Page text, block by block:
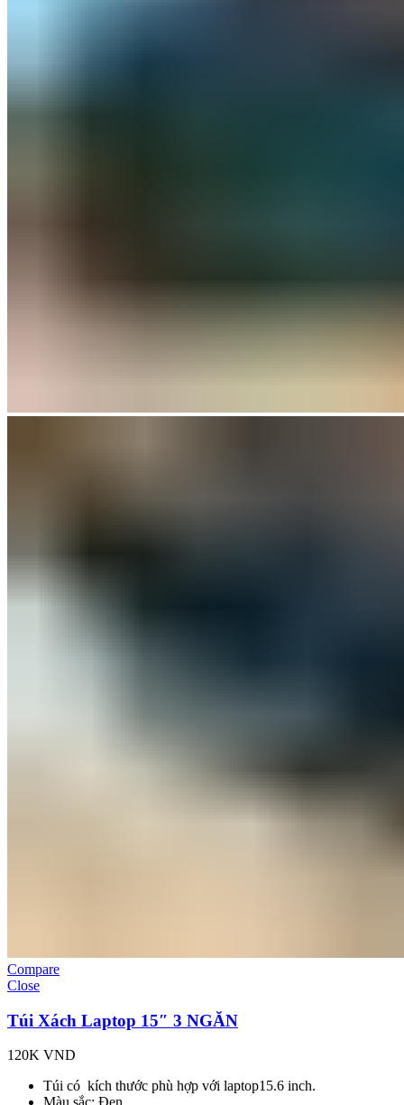
Compare
Close
Túi Xách Laptop 15″ 3 NGĂN
120K VND
Túi có kích thước phù hợp với laptop15.6 inch.